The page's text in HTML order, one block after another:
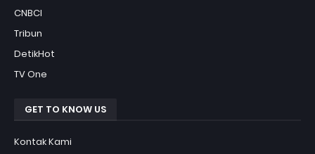
CNBCI
Tribun
DetikHot
TV One
GET TO KNOW US
Kontak Kami